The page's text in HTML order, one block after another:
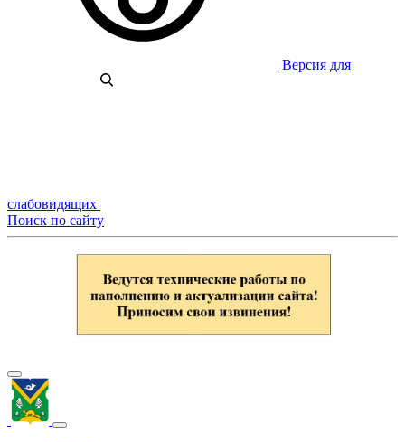
Версия для
слабовидящих
Поиск по сайту